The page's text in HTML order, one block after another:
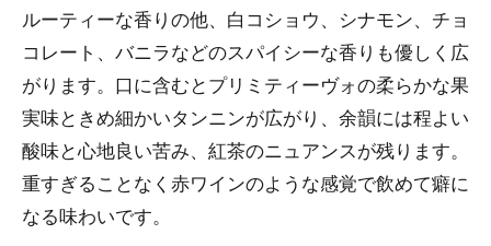
ルーティーな香りの他、白コショウ、シナモン、チョ
コレート、バニラなどのスパイシーな香りも優しく広
がります。口に含むとプリミティーヴォの柔らかな果
実味ときめ細かいタンニンが広がり、余韻には程よい
酸味と心地良い苦み、紅茶のニュアンスが残ります。
重すぎることなく赤ワインのような感覚で飲めて癖に
なる味わいです。